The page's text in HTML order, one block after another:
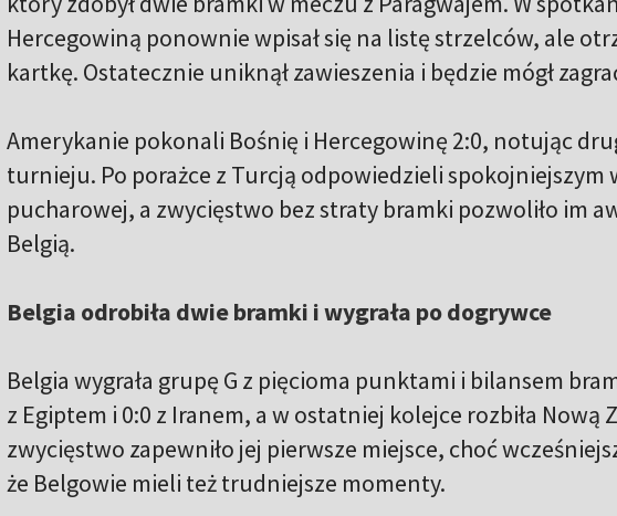
Hercegowiną ponownie wpisał się na listę strzelców, ale
kartkę. Ostatecznie uniknął zawieszenia i będzie mógł
Amerykanie pokonali Bośnię i Hercegowinę 2:0, notując
turnieju. Po porażce z Turcją odpowiedzieli spokojniejszym
pucharowej, a zwycięstwo bez straty bramki pozwoliło im
Belgią.
Belgia odrobiła dwie bramki i wygrała po dogrywce
Belgia wygrała grupę G z pięcioma punktami i bilansem
z Egiptem i 0:0 z Iranem, a w ostatniej kolejce rozbiła Nową
zwycięstwo zapewniło jej pierwsze miejsce, choć
że Belgowie mieli też trudniejsze momenty.